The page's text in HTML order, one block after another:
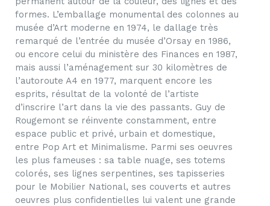
formes. L’emballage monumental des colonnes au
musée d’Art moderne en 1974, le dallage très
remarqué de l’entrée du musée d’Orsay en 1986,
ou encore celui du ministère des Finances en 1987,
mais aussi l’aménagement sur 30 kilomètres de
l’autoroute A4 en 1977, marquent encore les
esprits, résultat de la volonté de l’artiste
d’inscrire l’art dans la vie des passants. Guy de
Rougemont se réinvente constamment, entre
espace public et privé, urbain et domestique,
entre Pop Art et Minimalisme. Parmi ses oeuvres
les plus fameuses : sa table nuage, ses totems
colorés, ses lignes serpentines, ses tapisseries
pour le Mobilier National, ses couverts et autres
oeuvres plus confidentielles lui valent une grande